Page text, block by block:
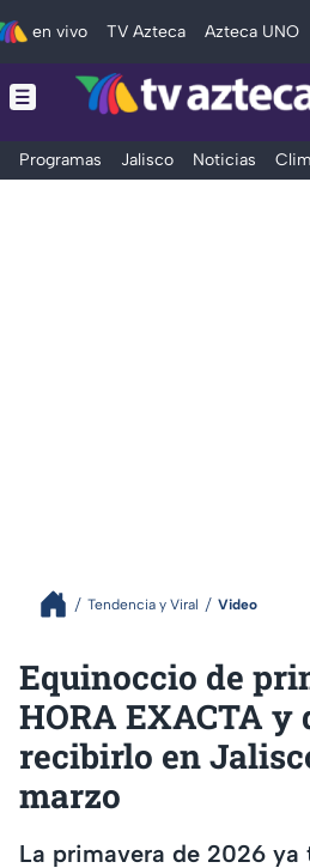
en vivo TV Azteca Azteca UNO
Programas Jalisco Noticias
Tendencia y Viral Video
Equinoccio de
HORA EXACTA y
recibirlo en
marzo
La primavera de 2026 ya